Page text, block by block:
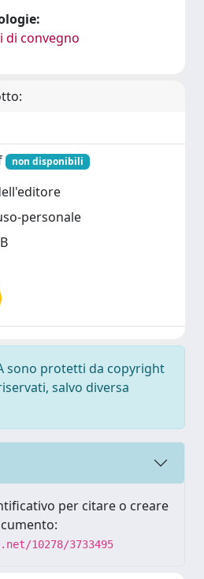
di convegno
non disponibili
personale
sono protetti da copyright
salvo diversa
per citare o creare
10278/3733495